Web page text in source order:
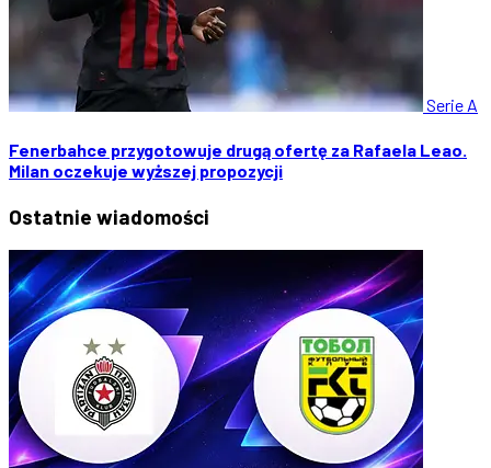
Serie A
Fenerbahce przygotowuje drugą ofertę za Rafaela Leao.
Milan oczekuje wyższej propozycji
Ostatnie wiadomości